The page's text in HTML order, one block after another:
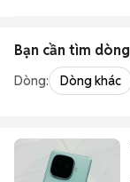
Bạn cần tìm dòng
Dòng: Dòng khác